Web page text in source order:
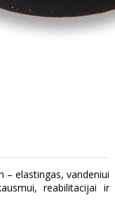
– elastingas, vandeniui
reabilitacijai ir